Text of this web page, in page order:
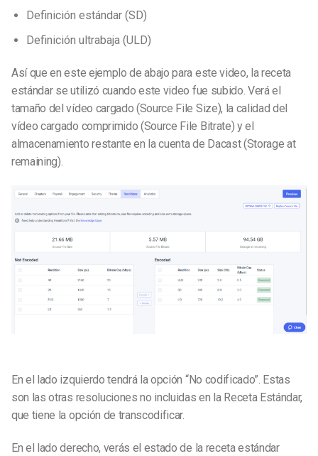
Definición estándar (SD)
Definición ultrabaja (ULD)
Así que en este ejemplo de abajo para este video, la receta
estándar se utilizó cuando este video fue subido. Verá el
tamaño del vídeo cargado (Source File Size), la calidad del
vídeo cargado comprimido (Source File Bitrate) y el
almacenamiento restante en la cuenta de Dacast (Storage at
remaining).
En el lado izquierdo tendrá la opción “No codificado”. Estas
son las otras resoluciones no incluidas en la Receta Estándar,
que tiene la opción de transcodificar.
En el lado derecho, verás el estado de la receta estándar